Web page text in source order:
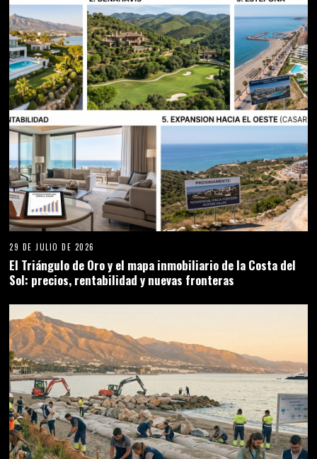
29 DE JULIO DE 2026
El Triángulo de Oro y el mapa inmobiliario de la Costa del
Sol: precios, rentabilidad y nuevas fronteras